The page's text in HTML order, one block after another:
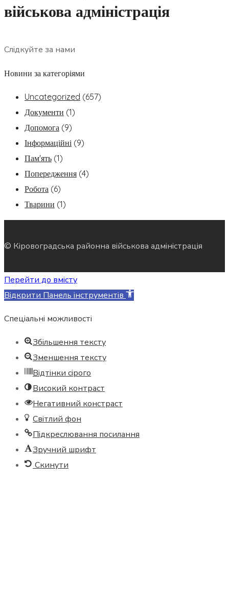
військова адміністрація
Слідкуйте за нами
Новини за категоріями
Uncategorized (657)
Документи (1)
Допомога (9)
Інформаційні (9)
Пам'ять (1)
Попередження (4)
Робота (6)
Тварини (1)
© Кіровоградська районна військова адміністрація
Перейти до вмісту
Відкрити Панель інструментів
Спеціальні можливості
Збільшення тексту
Зменшення тексту
Відтінки сірого
Високий контраст
Негативний констраст
Світлий фон
Підкреслювання посилання
Зручний шрифт
Скинути